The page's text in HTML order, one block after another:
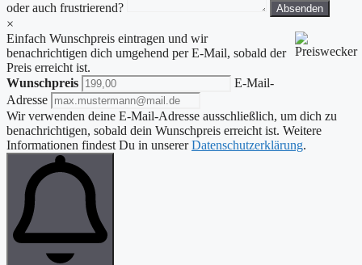
oder auch frustrierend? Absenden
×
Einfach Wunschpreis eintragen und wir
benachrichtigen dich umgehend per E-Mail, sobald der
Preis erreicht ist.
Wunschpreis
E-Mail-
Adresse
Wir verwenden deine E-Mail-Adresse ausschließlich, um dich zu
benachrichtigen, sobald dein Wunschpreis erreicht ist. Weitere
Informationen findest Du in unsererDatenschutzerklärung.